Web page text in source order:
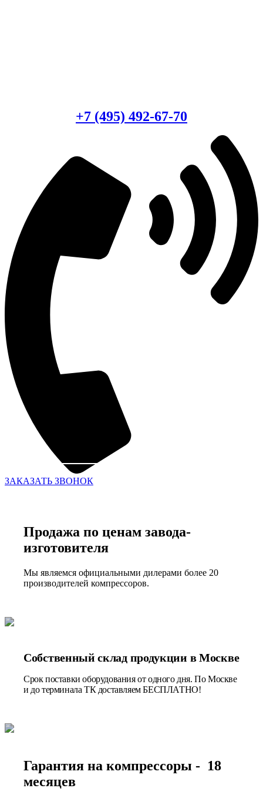
+7 (495) 492-67-70
ЗАКАЗАТЬ ЗВОНОК
Продажа по ценам завода-
изготовителя
Мы являемся официальными дилерами более 20
производителей компрессоров.
Собственный склад продукции в Москве
Срок поставки оборудования от одного дня. По Москве
и до терминала ТК доставляем БЕСПЛАТНО!
Гарантия на компрессоры - 18
месяцев